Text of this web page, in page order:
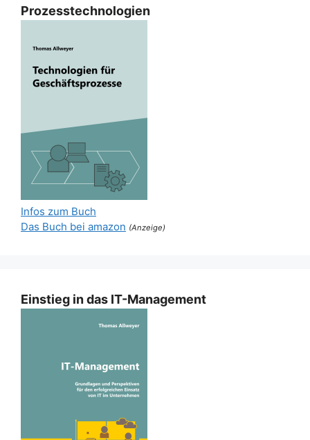
Prozesstechnologien
Infos zum Buch
Das Buch bei amazon (Anzeige)
Einstieg in das IT-Management